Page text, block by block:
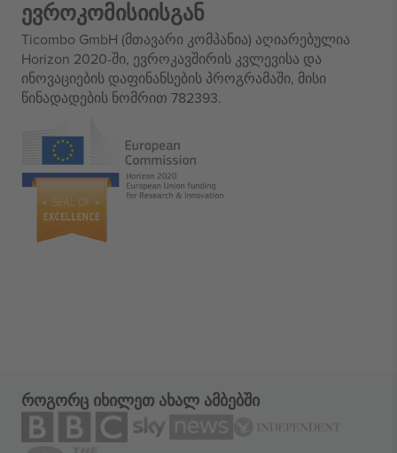
ევროკომისიისგან
Ticombo GmbH (მთავარი კომპანია) აღიარებულია
Horizon 2020-ში, ევროკავშირის კვლევისა და
ინოვაციების დაფინანსების პროგრამაში, მისი
წინადადების ნომრით 782393.
როგორც იხილეთ ახალ ამბებში